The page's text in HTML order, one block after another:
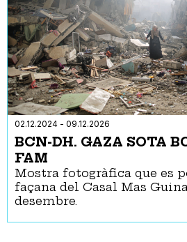
02.12.2024 - 09.12.2026
BCN-DH. GAZA SOTA
FAM
Mostra fotogràfica que es
façana del Casal Mas
desembre.